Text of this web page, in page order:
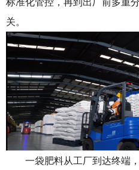
标准化管控，再到出厂前多重
关。
一袋肥料从工厂到达终端